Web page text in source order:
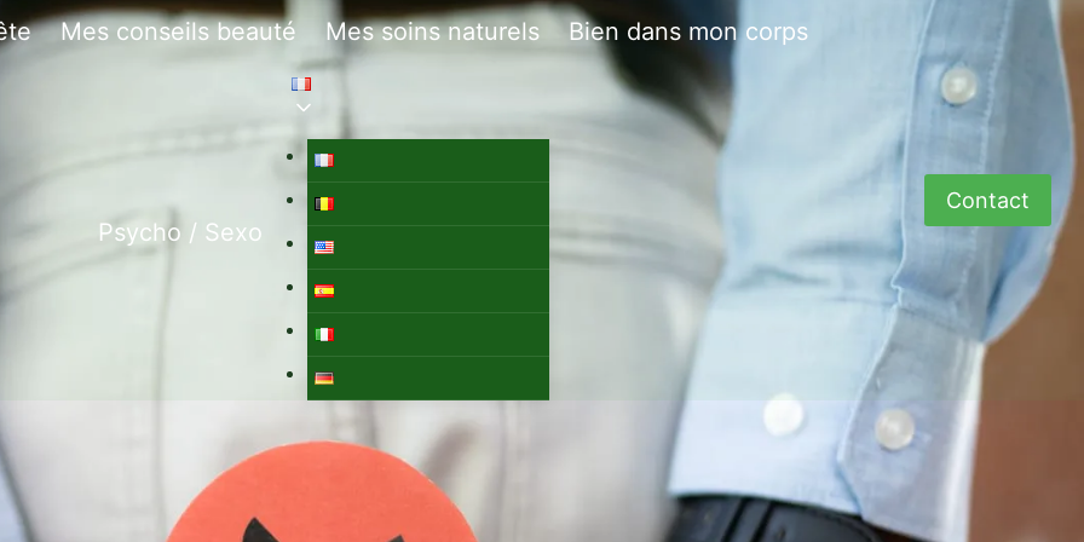
Mes conseils beauté Mes soins naturels Bien dans mon corps
Psycho / Sexo
Contact